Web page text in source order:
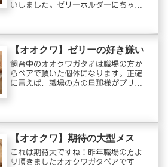
いしました。ゼリーホルダーにちゃん
ヒラタクワガタとパリーフタマタクワ
ガタがいます。しかし、この2種類は
気...
【オオクワ】ゼリーの好き嫌い
飼育中のオオクワガタ♂は職場の方か
らペアで頂いた個体になります。正確
に言えば、職場の方の旦那様がブリー
近にそのような方がいると、飼育で困
【オオクワ】期待の大型メス
これは期待大ですね！昨年職場の方よ
り頂きましたオオクワガタペアです